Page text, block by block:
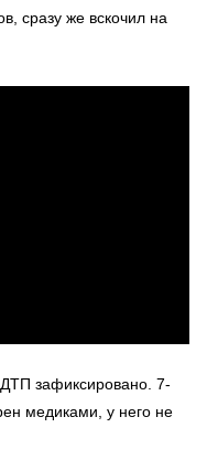
сразу же вскочил на
ДТП зафиксировано. 7-
медиками, у него не